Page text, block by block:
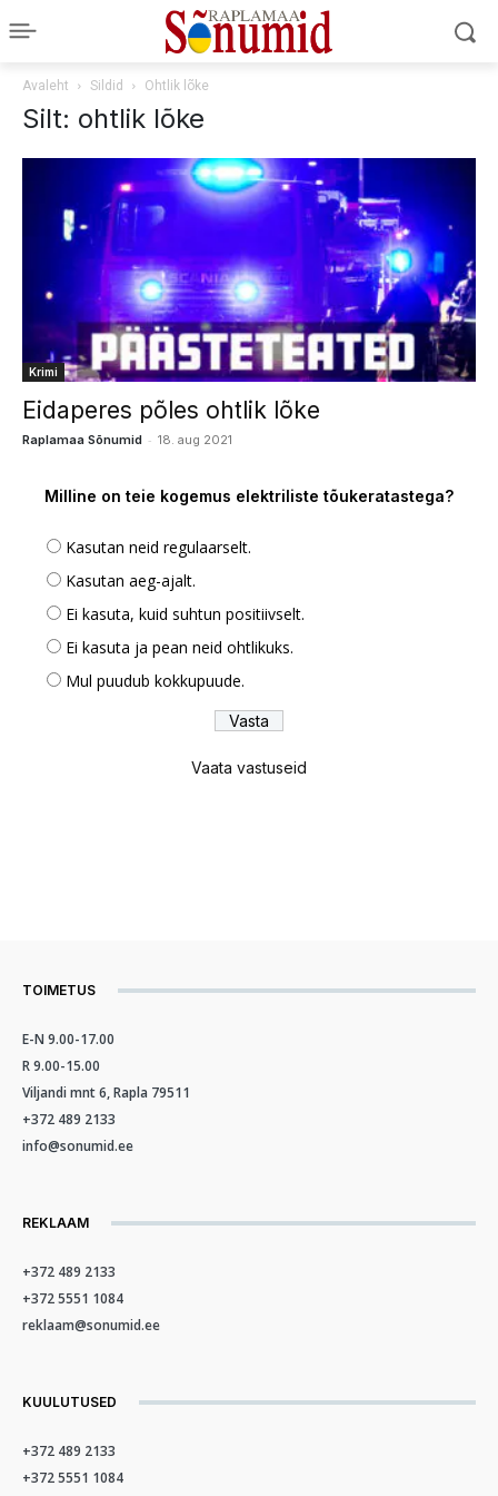
Avaleht Sildid Ohtlik lõke
Silt: ohtlik lõke
Krimi
Eidaperes põles ohtlik lõke
Raplamaa Sõnumid - 18. aug 2021
Milline on teie kogemus elektriliste tõukeratastega?
Kasutan neid regulaarselt.
Kasutan aeg-ajalt.
Ei kasuta, kuid suhtun positiivselt.
Ei kasuta ja pean neid ohtlikuks.
Mul puudub kokkupuude.
Vaata vastuseid
TOIMETUS
E-N 9.00-17.00
R 9.00-15.00
Viljandi mnt 6, Rapla 79511
+372 489 2133
info@sonumid.ee
REKLAAM
+372 489 2133
+372 5551 1084
reklaam@sonumid.ee
KUULUTUSED
+372 489 2133
+372 5551 1084